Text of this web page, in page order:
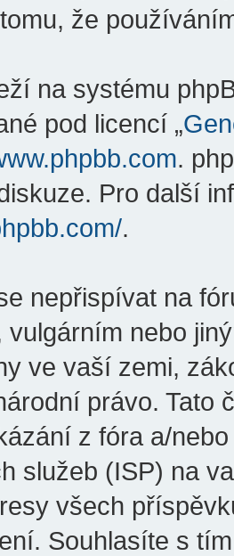
že
na systému
pod licencí „
.
Pro další
.
nepřispívat na
vulgárním nebo
ve vaší zemi,
právo. Tato
z fóra a/
služeb (ISP) na
všech
Souhlasíte s